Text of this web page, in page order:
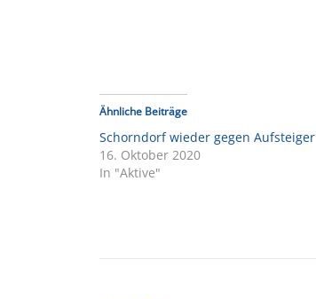
Ähnliche Beiträge
Schorndorf wieder gegen Aufsteiger
16. Oktober 2020
In "Aktive"